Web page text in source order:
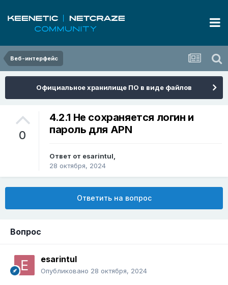
Веб-интерфейс
Официальное хранилище ПО в виде файлов
0
4.2.1 Не сохраняется логин и
пароль для APN
Ответ от esarintul,
28 октября, 2024
Ответить на вопрос
Вопрос
esarintul
Опубликовано 28 октября, 2024